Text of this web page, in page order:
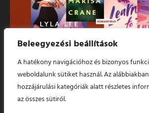
Beleegyezési beállítások
A hatékony navigációhoz és bizonyos
weboldalunk sütiket használ. Az
hozzájárulási kategóriák alatt részletes
az összes sütiról.
Több betöltés
© 2024 Szapphó Sorai. Minden jog